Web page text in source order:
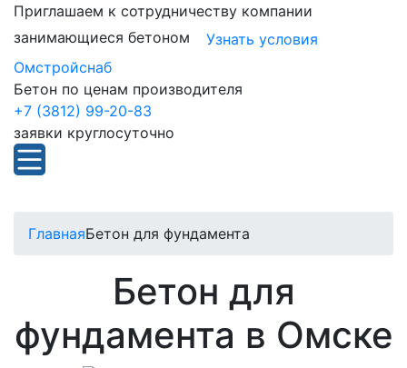
Приглашаем к сотрудничеству компании
занимающиеся бетоном
Узнать условия
Омстройснаб
Бетон по ценам производителя
+7 (3812) 99-20-83
заявки круглосуточно
ГлавнаяБетон для фундамента
Бетон для
фундамента в Омске